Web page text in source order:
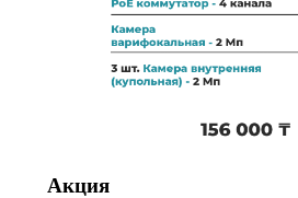
Акция